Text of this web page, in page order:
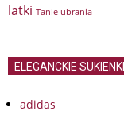
latki Tanie ubrania
ELEGANCKIE
adidas